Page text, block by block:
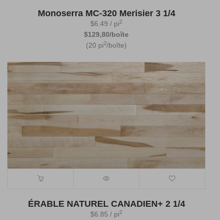
Monoserra MC-320 Merisier 3 1/4
$6.49 / pi2
$129,80/boîte
(20 pi2/boîte)
ÉRABLE NATUREL CANADIEN+ 2 1/4
$6.85 / pi2